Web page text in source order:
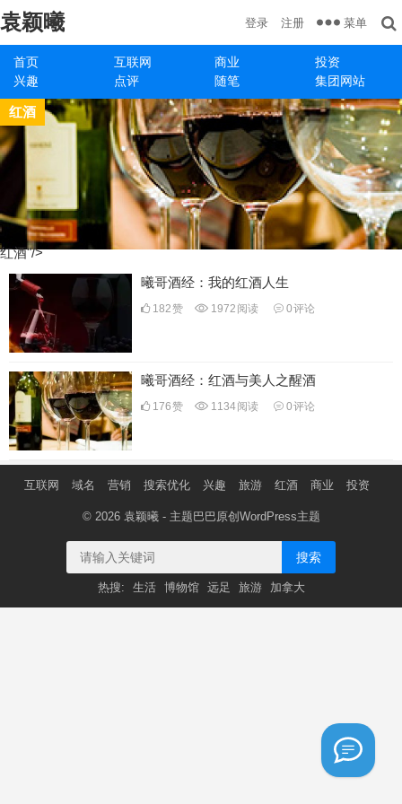
袁颖曦
首页 互联网 商业
投资
兴趣
点评 随笔 集团网站
登录 注册 菜单
红酒"/>
红酒
曦哥酒经：我的红酒人生
182赞 1972 阅读 0评论
曦哥酒经：红酒与美人之醒酒
176赞 1134阅读 0评论
互联网 域名 营销 搜索优化 兴趣 旅游 红酒 商业 投资
© 2026 袁颖曦- 主题巴巴原创 WordPress主题
搜索
热搜: 生活 博物馆 远足 旅游 加拿大